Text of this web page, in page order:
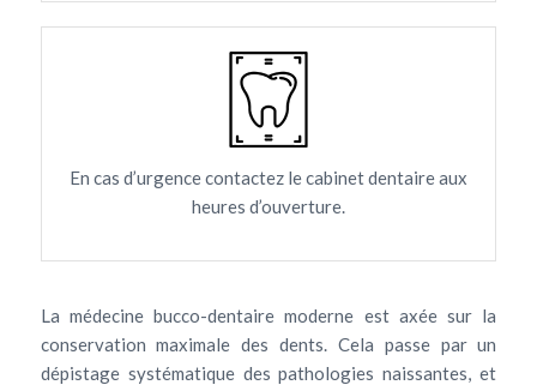
En cas d’urgence contactez le cabinet dentaire aux
heures d’ouverture.
La médecine bucco-dentaire moderne est axée sur la
conservation maximale des dents. Cela passe par un
dépistage systématique des pathologies naissantes, et